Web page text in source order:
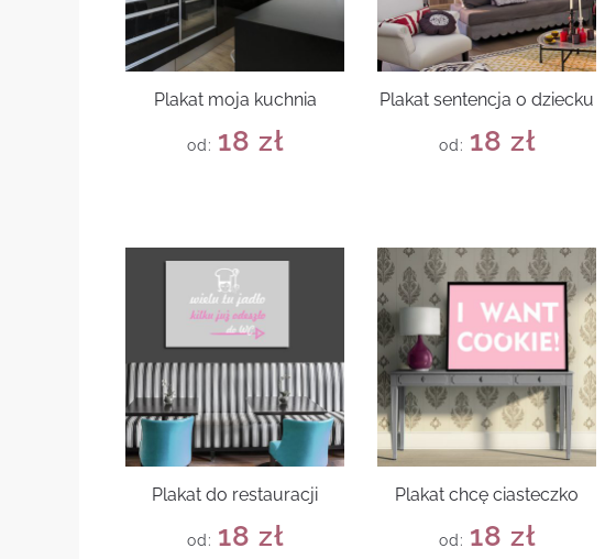
Plakat moja kuchnia
od: 18 zł
Plakat sentencja o dziecku
od: 18 zł
Plakat do restauracji
od: 18 zł
Plakat chcę ciasteczko
od: 18 zł